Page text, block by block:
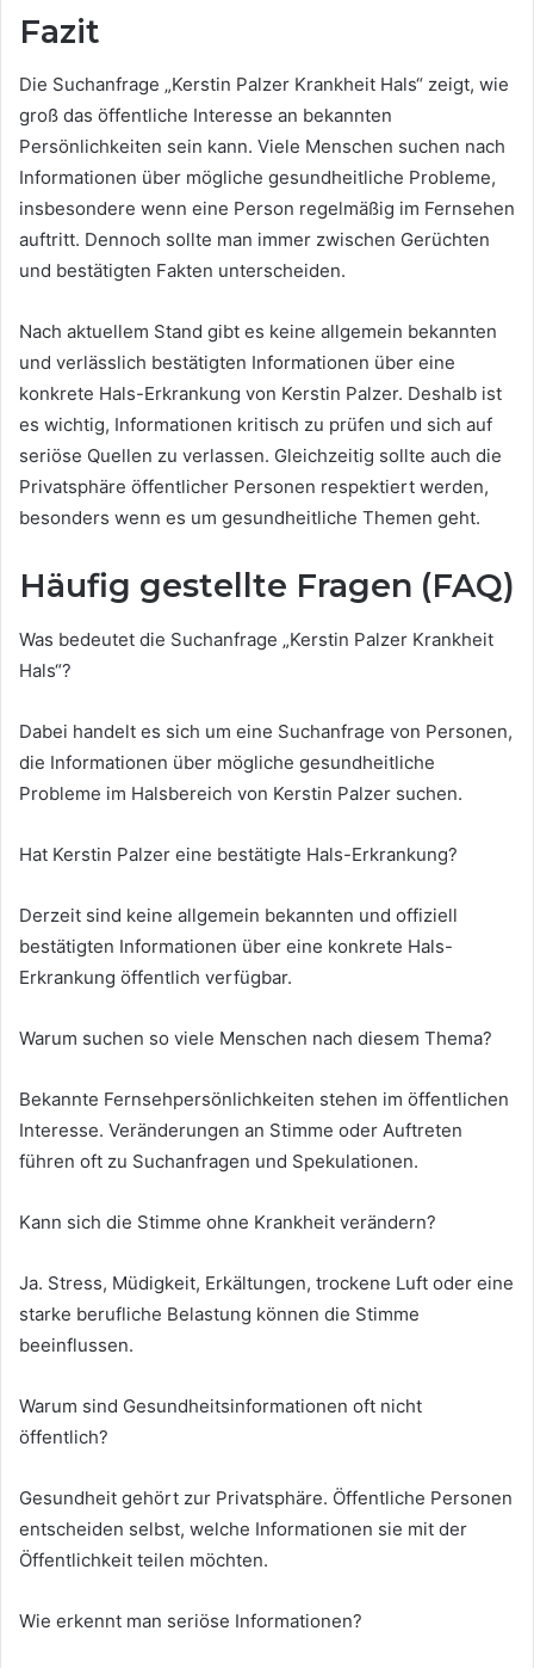
Fazit
Die Suchanfrage „Kerstin Palzer Krankheit Hals“ zeigt, wie
groß das öffentliche Interesse an bekannten
Persönlichkeiten sein kann. Viele Menschen suchen nach
Informationen über mögliche gesundheitliche Probleme,
insbesondere wenn eine Person regelmäßig im Fernsehen
auftritt. Dennoch sollte man immer zwischen Gerüchten
und bestätigten Fakten unterscheiden.
Nach aktuellem Stand gibt es keine allgemein bekannten
und verlässlich bestätigten Informationen über eine
konkrete Hals-Erkrankung von Kerstin Palzer. Deshalb ist
es wichtig, Informationen kritisch zu prüfen und sich auf
seriöse Quellen zu verlassen. Gleichzeitig sollte auch die
Privatsphäre öffentlicher Personen respektiert werden,
besonders wenn es um gesundheitliche Themen geht.
Häufig gestellte Fragen (FAQ)
Was bedeutet die Suchanfrage „Kerstin Palzer Krankheit
Hals“?
Dabei handelt es sich um eine Suchanfrage von Personen,
die Informationen über mögliche gesundheitliche
Probleme im Halsbereich von Kerstin Palzer suchen.
Hat Kerstin Palzer eine bestätigte Hals-Erkrankung?
Derzeit sind keine allgemein bekannten und offiziell
bestätigten Informationen über eine konkrete Hals-
Erkrankung öffentlich verfügbar.
Warum suchen so viele Menschen nach diesem Thema?
Bekannte Fernsehpersönlichkeiten stehen im öffentlichen
Interesse. Veränderungen an Stimme oder Auftreten
führen oft zu Suchanfragen und Spekulationen.
Kann sich die Stimme ohne Krankheit verändern?
Ja. Stress, Müdigkeit, Erkältungen, trockene Luft oder eine
starke berufliche Belastung können die Stimme
beeinflussen.
Warum sind Gesundheitsinformationen oft nicht
öffentlich?
Gesundheit gehört zur Privatsphäre. Öffentliche Personen
entscheiden selbst, welche Informationen sie mit der
Öffentlichkeit teilen möchten.
Wie erkennt man seriöse Informationen?